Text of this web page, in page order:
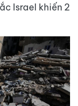
Israel khiến 2